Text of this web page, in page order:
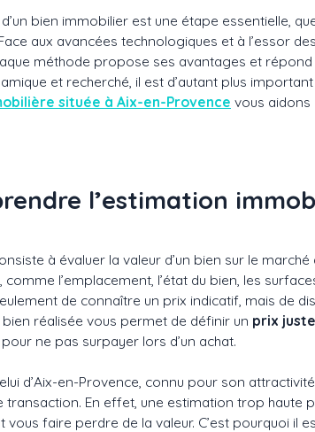
bien immobilier est une étape essentielle,
aux avancées technologiques et à l’essor
méthode propose ses avantages et
et recherché, il est d’autant plus
située à Aix-en-Provence vous aidons
l’estimation
à évaluer la valeur d’un bien sur le
l’emplacement, l’état du bien, les
de connaître un prix indicatif, mais de
réalisée vous permet de définir un prix
ne pas surpayer lors d’un achat.
d’Aix-en-Provence, connu pour son
En effet, une estimation trop haute
faire perdre de la valeur. C’est pourquoi il